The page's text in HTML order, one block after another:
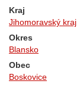
Kraj
Jihomoravský kraj
Okres
Blansko
Obec
Boskovice